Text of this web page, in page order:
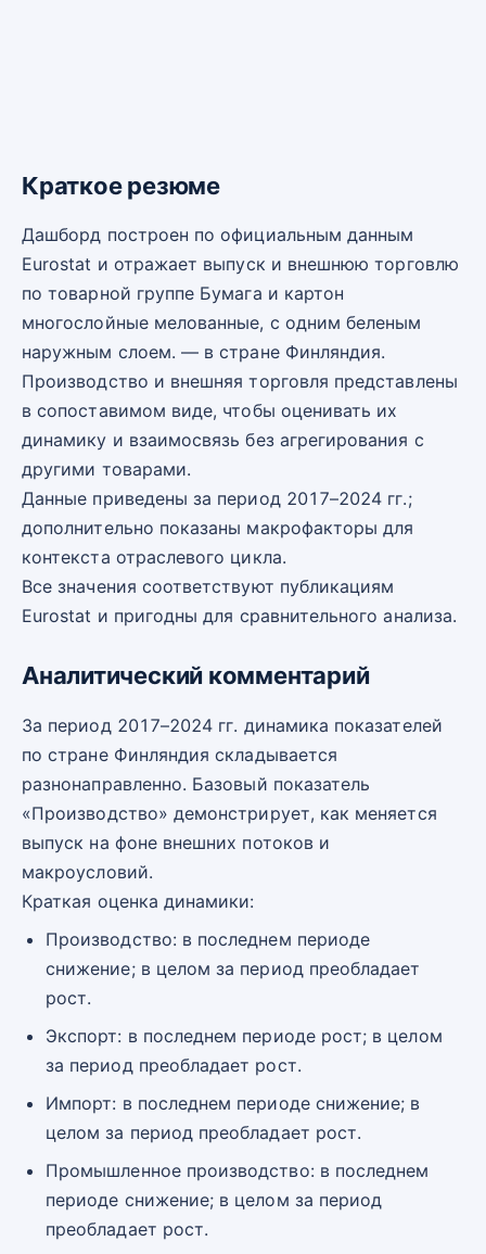
Краткое резюме
Дашборд построен по официальным данным
Eurostat и отражает выпуск и внешнюю торговлю
по товарной группе Бумага и картон
многослойные мелованные, с одним беленым
наружным слоем. — в стране Финляндия.
Производство и внешняя торговля представлены
в сопоставимом виде, чтобы оценивать их
динамику и взаимосвязь без агрегирования с
другими товарами.
Данные приведены за период 2017–2024 гг.;
дополнительно показаны макрофакторы для
контекста отраслевого цикла.
Все значения соответствуют публикациям
Eurostat и пригодны для сравнительного анализа.
Аналитический комментарий
За период 2017–2024 гг. динамика показателей
по стране Финляндия складывается
разнонаправленно. Базовый показатель
«Производство» демонстрирует, как меняется
выпуск на фоне внешних потоков и
макроусловий.
Краткая оценка динамики:
Производство: в последнем периоде
снижение; в целом за период преобладает
рост.
Экспорт: в последнем периоде рост; в целом
за период преобладает рост.
Импорт: в последнем периоде снижение; в
целом за период преобладает рост.
Промышленное производство: в последнем
периоде снижение; в целом за период
преобладает рост.